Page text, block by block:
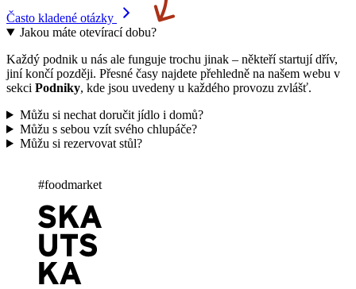
Často kladené otázky
Jakou máte otevírací dobu?
Každý podnik u nás ale funguje trochu jinak – někteří startují dřív,
jiní končí později. Přesné časy najdete přehledně na našem webu v
sekci Podniky, kde jsou uvedeny u každého provozu zvlášť.
Můžu si nechat doručit jídlo i domů?
Můžu s sebou vzít svého chlupáče?
Můžu si rezervovat stůl?
#foodmarket